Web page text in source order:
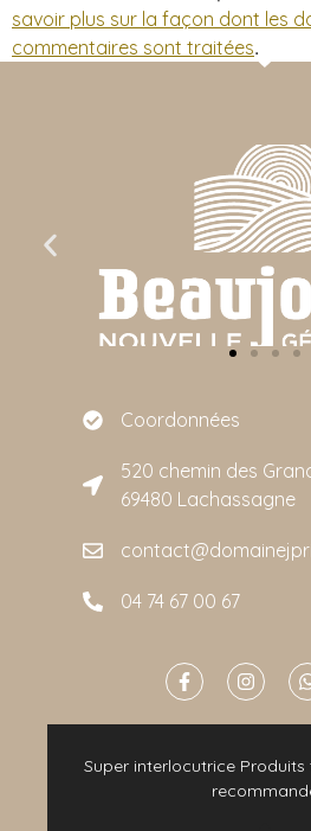
savoir plus sur la façon dont les
commentaires sont traitées.
Coordonnées
520 chemin des
69480 Lachassagne
04 74 67 00 67
Super interlocutrice